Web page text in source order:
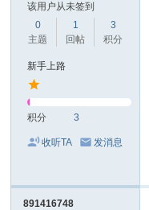
该用户从未签到
0
主题
1
回帖
3
积分
新手上路
积分 3
收听TA 发消息
891416748